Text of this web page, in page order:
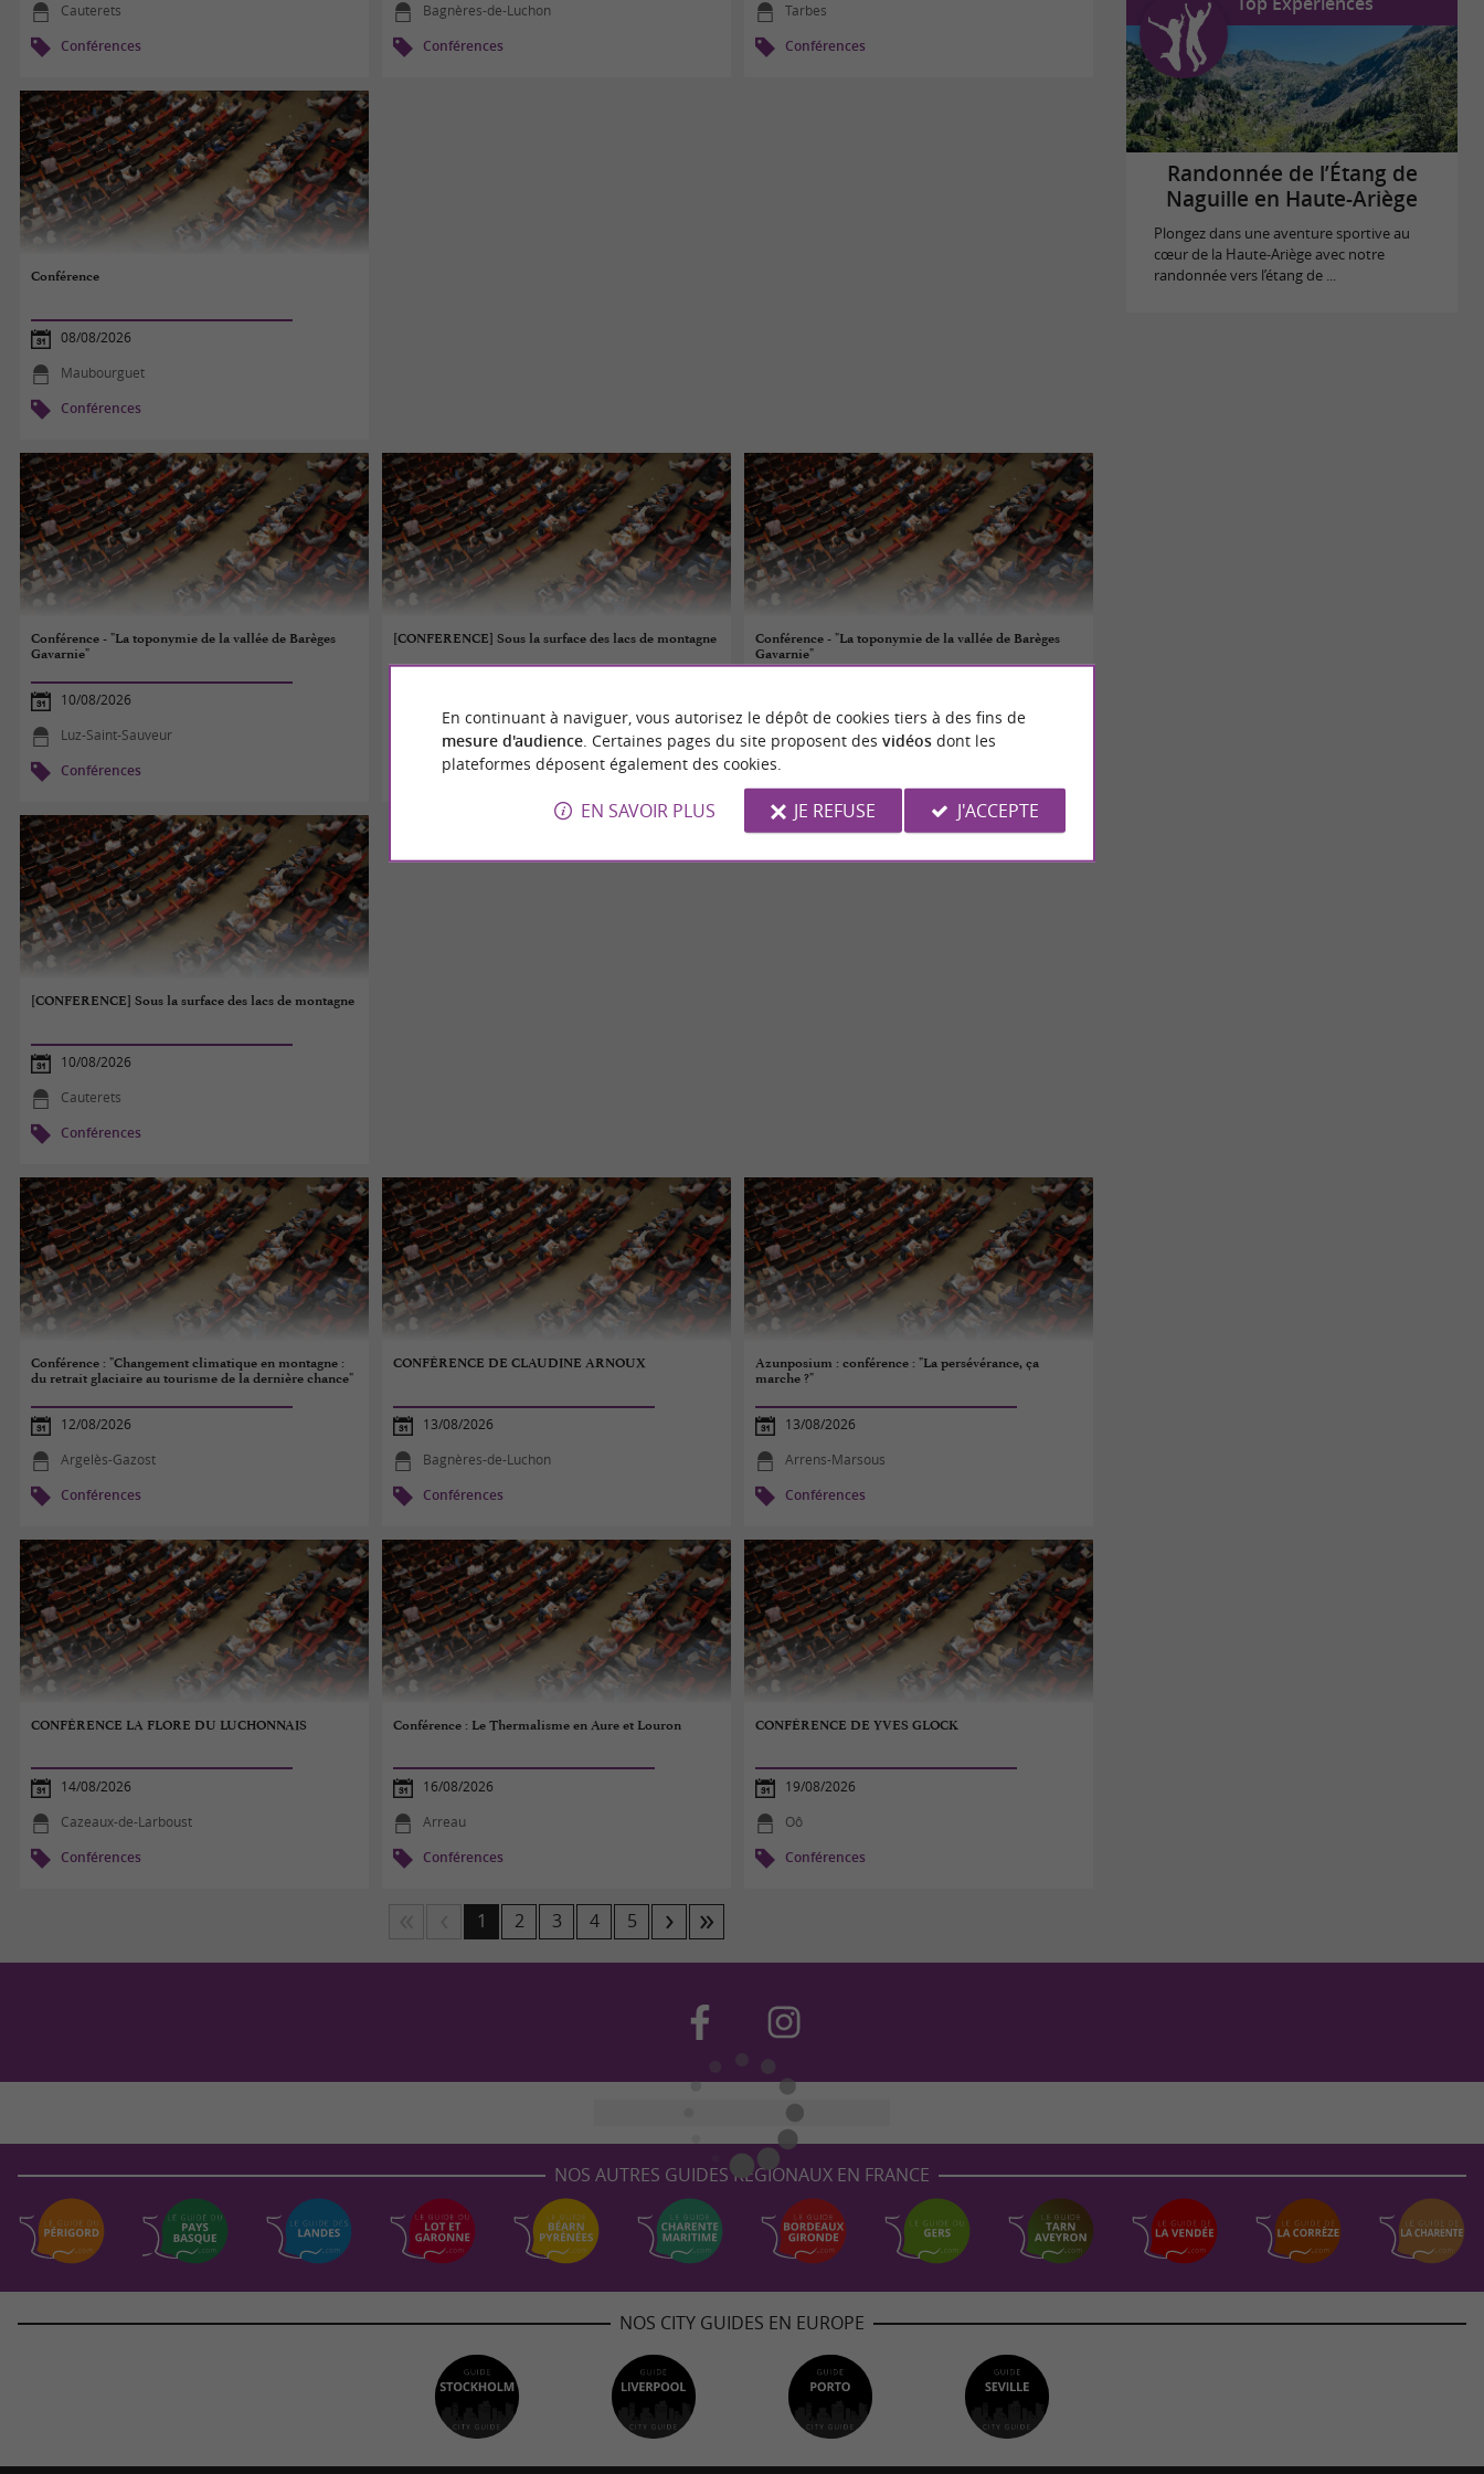
Cauterets
Conférences
Bagnères-de-Luchon
Conférences
Tarbes
Conférences
Conférence
08/08/2026
Maubourguet
Conférences
Conférence - "La toponymie de la vallée de Barèges
Gavarnie"
10/08/2026
Luz-Saint-Sauveur
Conférences
[CONFERENCE] Sous la surface des lacs de montagne
Cauterets
Conférences
Conférence - "La toponymie de la vallée de Barèges
Gavarnie"
Luz-Saint-Sauveur
[CONFERENCE] Sous la surface des lacs de montagne
10/08/2026
Cauterets
Conférences
Conférence : "Changement climatique en montagne :
du retrait glaciaire au tourisme de la dernière chance"
12/08/2026
Argelès-Gazost
Conférences
CONFÉRENCE DE CLAUDINE ARNOUX
13/08/2026
Bagnères-de-Luchon
Conférences
Azunposium : conférence : "La persévérance, ça
marche ?"
13/08/2026
Arrens-Marsous
Conférences
CONFÉRENCE LA FLORE DU LUCHONNAIS
14/08/2026
Cazeaux-de-Larboust
Conférences
Conférence : Le Thermalisme en Aure et Louron
16/08/2026
Arreau
Conférences
CONFÉRENCE DE YVES GLOCK
19/08/2026
Oô
Conférences
1 2 3 4 5
Randonnée de l’Étang de
Naguille en Haute-Ariège
Plongez dans une aventure sportive au
cœur de la Haute-Ariège avec notre
randonnée vers l’étang de ...
NOS AUTRES GUIDES RÉGIONAUX EN FRANCE
NOS CITY GUIDES EN EUROPE
En continuant à naviguer, vous autorisez le dépôt de cookies tiers à des fins de
mesure d'audience. Certaines pages du site proposent des vidéosdont les
plateformes déposent également des cookies.
EN SAVOIR PLUS JE REFUSE J'ACCEPTE